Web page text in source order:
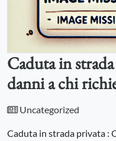
Caduta in
danni a chi
Uncategorized
Caduta in strada privata :